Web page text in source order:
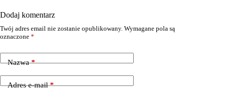
Dodaj komentarz
Twój adres email nie zostanie opublikowany. Wymagane pola są
oznaczone *
Nazwa*
Adres e-mail*